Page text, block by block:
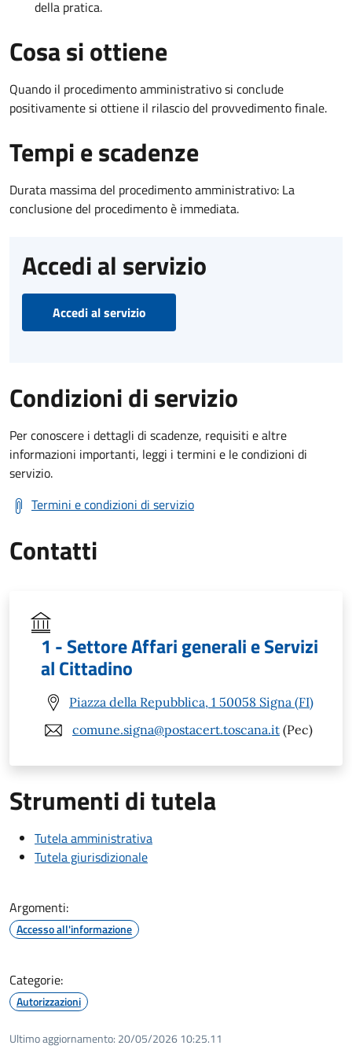
della pratica.
Cosa si ottiene
Quando il procedimento amministrativo si conclude
positivamente si ottiene il rilascio del provvedimento finale.
Tempi e scadenze
Durata massima del procedimento amministrativo: La
conclusione del procedimento è immediata.
Accedi al servizio
Accedi al servizio
Condizioni di servizio
Per conoscere i dettagli di scadenze, requisiti e altre
informazioni importanti, leggi i termini e le condizioni di
servizio.
Termini e condizioni di servizio
Contatti
1 - Settore Affari generali e Servizi
al Cittadino
Piazza della Repubblica, 1 50058 Signa (FI)
comune.signa@postacert.toscana.it (Pec)
Strumenti di tutela
Tutela amministrativa
Tutela giurisdizionale
Argomenti:
Accesso all'informazione
Categorie:
Autorizzazioni
Ultimo aggiornamento: 20/05/2026 10:25.11